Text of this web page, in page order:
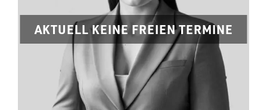
AKTUELL KEINE FREIEN TERMINE